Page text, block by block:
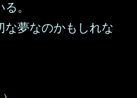
。
な夢なのかもしれな